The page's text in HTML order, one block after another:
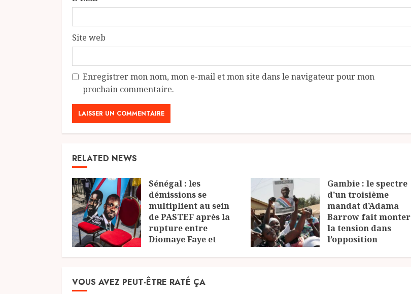
Site web
Enregistrer mon nom, mon e-mail et mon site dans le navigateur pour mon
prochain commentaire.
RELATED NEWS
Sénégal : les
démissions se
multiplient au sein
de PASTEF après la
rupture entre
Diomaye Faye et
Gambie : le spectre
d’un troisième
mandat d’Adama
Barrow fait monter
la tension dans
l’opposition
VOUS AVEZ PEUT-ÊTRE RATÉ ÇA